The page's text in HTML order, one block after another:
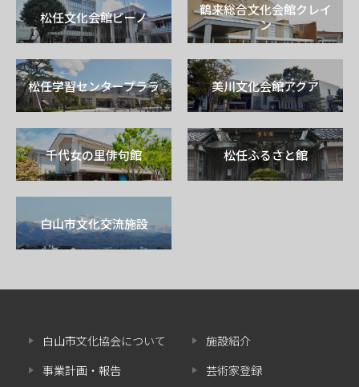
松任文化会館ピーノ
鶴来総合文化会館クレイ
ン
松任学習センタープララ 美川文化会館アクア
千代女の里俳句館 松任ふるさと館
白山市文化交流施設
白山市文化協会について
事業計画・報告
施設紹介
芸術家登録